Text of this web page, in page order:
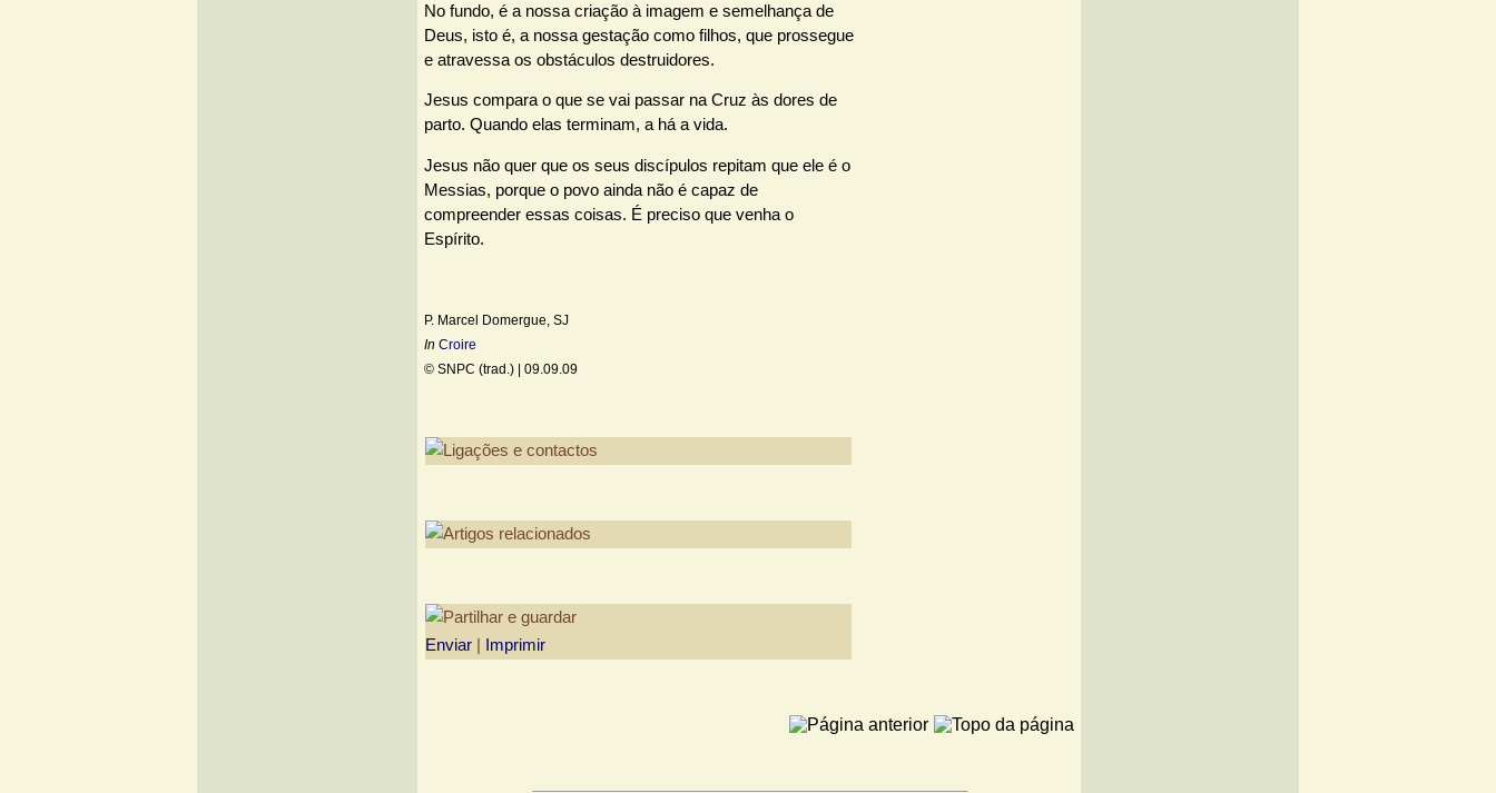
No fundo, é a nossa criação à imagem e semelhança de
Deus, isto é, a nossa gestação como filhos, que prossegue
e atravessa os obstáculos destruidores.
Jesus compara o que se vai passar na Cruz às dores de
parto. Quando elas terminam, a há a vida.
Jesus não quer que os seus discípulos repitam que ele é o
Messias, porque o povo ainda não é capaz de
compreender essas coisas. É preciso que venha o
Espírito.
P. Marcel Domergue, SJ
In Croire
© SNPC (trad.) | 09.09.09
Enviar Imprimir